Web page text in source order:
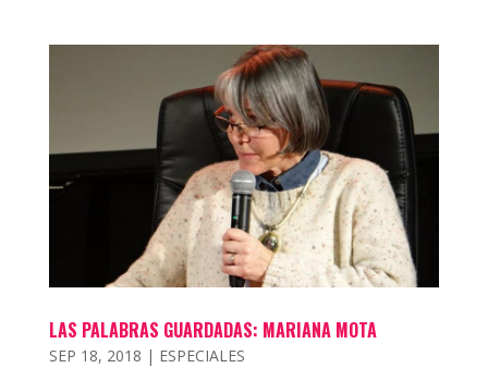
LAS PALABRAS GUARDADAS: MARIANA MOTA
SEP 18, 2018 | ESPECIALES